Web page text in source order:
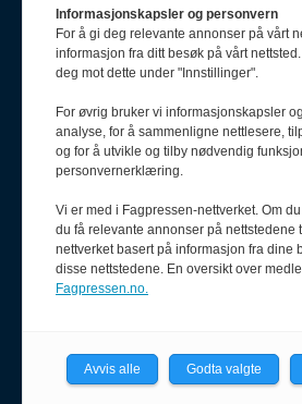
Redaktørplakaten.
Politiforum er medlem av
Ansvarlig redaktør
Erik Inderhaug
908 64 608
redaktor@pf.no
Redaksjonssjef
Oda Aarseth
Informasjonskapsler og personvern
For å gi deg relevante annonser på vårt
informasjon fra ditt besøk på vårt
deg mot dette under "Innstillinger".
For øvrig bruker vi informasjonskapsler
analyse, for å sammenligne nettlesere,
og for å utvikle og tilby nødvendig
personvernerklæring.
Vi er med i Fagpressen-nettverket. Om
du få relevante annonser på nettstedene
nettverket basert på informasjon fra dine
disse nettstedene. En oversikt over
Fagpressen.no.
Avvis alle Godta valgte